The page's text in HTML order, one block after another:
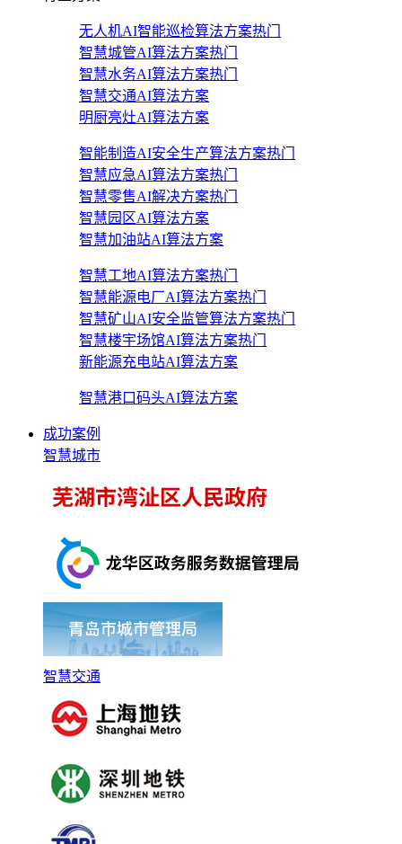
无人机AI智能巡检算法方案热门
智慧城管AI算法方案热门
智慧水务AI算法方案热门
智慧交通AI算法方案
明厨亮灶AI算法方案
智能制造AI安全生产算法方案热门
智慧应急AI算法方案热门
智慧零售AI解决方案热门
智慧园区AI算法方案
智慧加油站AI算法方案
智慧工地AI算法方案热门
智慧能源电厂AI算法方案热门
智慧矿山AI安全监管算法方案热门
智慧楼宇场馆AI算法方案热门
新能源充电站AI算法方案
智慧港口码头AI算法方案
成功案例
智慧城市
智慧交通